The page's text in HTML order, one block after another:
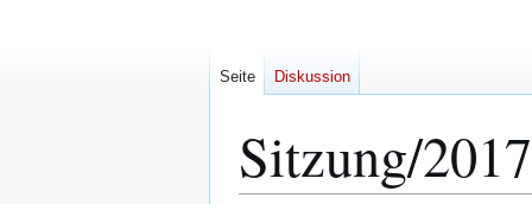
Sitzung/
Seite Diskussion